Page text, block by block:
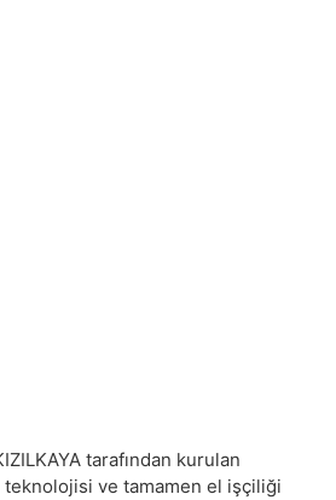
tarafından kurulan
teknolojisi ve tamamen el işçiliği